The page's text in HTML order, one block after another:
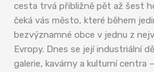
cesta trvá přibližně pět až šest
čeká vás město, které během
bezvýznamné obce v jednu z
Evropy. Dnes se její industriální
galerie, kavárny a kulturní centra